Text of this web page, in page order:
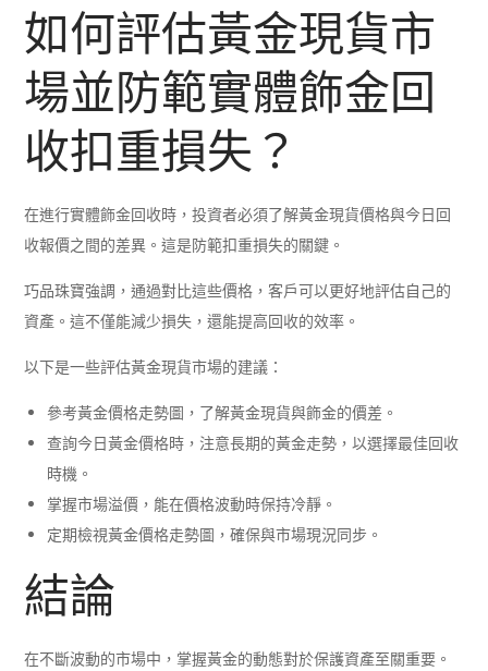
如何評估黃金現貨市
場並防範實體飾金回
收扣重損失？
在進行實體飾金回收時，投資者必須了解黃金現貨價格與今日回
收報價之間的差異。這是防範扣重損失的關鍵。
巧品珠寶強調，通過對比這些價格，客戶可以更好地評估自己的
資產。這不僅能減少損失，還能提高回收的效率。
以下是一些評估黃金現貨市場的建議：
參考黃金價格走勢圖，了解黃金現貨與飾金的價差。
查詢今日黃金價格時，注意長期的黃金走勢，以選擇最佳回收
時機。
掌握市場溢價，能在價格波動時保持冷靜。
定期檢視黃金價格走勢圖，確保與市場現況同步。
結論
在不斷波動的市場中，掌握黃金的動態對於保護資產至關重要。